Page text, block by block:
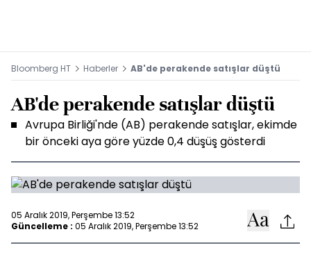
Bloomberg HT Haberler AB'de perakende satışlar düştü
AB'de perakende satışlar düştü
Avrupa Birliği'nde (AB) perakende satışlar, ekimde
bir önceki aya göre yüzde 0,4 düşüş gösterdi
05 Aralık 2019, Perşembe 13:52
Güncelleme : 05 Aralık 2019, Perşembe 13:52